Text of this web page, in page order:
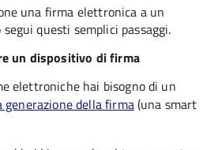
una firma elettronica a un
questi semplici passaggi.
un dispositivo di firma
elettroniche hai bisogno di un
della firma(una smart